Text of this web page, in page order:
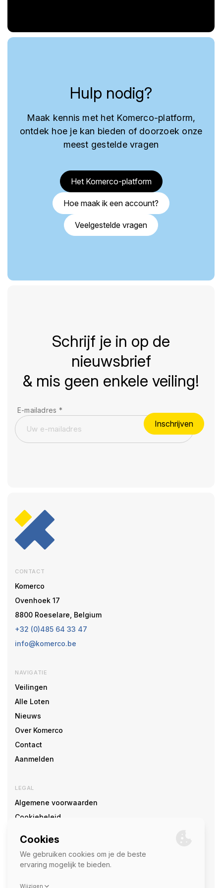
Hulp nodig?
Maak kennis met het Komerco-platform,
ontdek hoe je kan bieden of doorzoek onze
meest gestelde vragen
Het Komerco-platform
Hoe maak ik een account?
Veelgestelde vragen
Schrijf je in op de
nieuwsbrief
& mis geen enkele veiling!
E-mailadres *
Inschrijven
CONTACT
Komerco
Ovenhoek 17
8800 Roeselare, Belgium
+32 (0)485 64 33 47
info@komerco.be
NAVIGATIE
Veilingen
Alle Loten
Nieuws
Over Komerco
Contact
Aanmelden
LEGAL
Algemene voorwaarden
Cookiebeleid
SOCIAL